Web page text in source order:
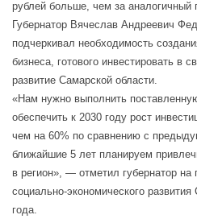
рублей больше, чем за аналогичный
Губернатор Вячеслав Андреевич
подчеркивал необходимость
бизнеса, готового инвестировать в
развитие Самарской области.
«Нам нужно выполнить
обеспечить к 2030 году рост
чем на 60% по сравнению с
ближайшие 5 лет планируем
в регион», — отметил губернатор на
социально-экономического
года.